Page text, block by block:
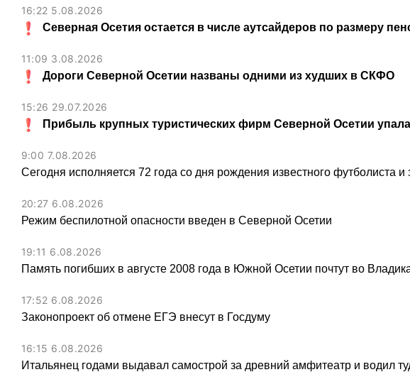
16:22 5.08.2026
Северная Осетия остается в числе аутсайдеров по размеру
11:09 3.08.2026
Дороги Северной Осетии названы одними из худших в СКФО
15:26 29.07.2026
Прибыль крупных туристических фирм Северной Осетии упала
9:00 7.08.2026
Сегодня исполняется 72 года со дня рождения известного футболиста
20:27 6.08.2026
Режим беспилотной опасности введен в Северной Осетии
19:11 6.08.2026
Память погибших в августе 2008 года в Южной Осетии почтут во
17:52 6.08.2026
Законопроект об отмене ЕГЭ внесут в Госдуму
16:15 6.08.2026
Итальянец годами выдавал самострой за древний амфитеатр и водил